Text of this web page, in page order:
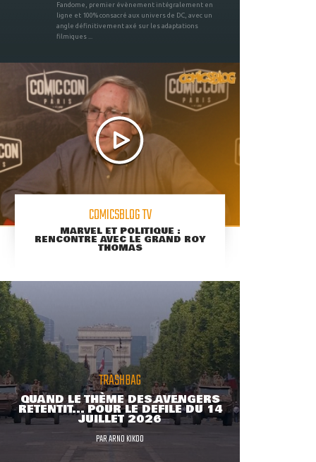
Fandome, premier évènement intégralement en
ligne et 100% consacré aux univers de DC, avec un
angle définitivement axé sur les adaptations
filmiques ...
COMICSBLOG TV
MARVEL ET POLITIQUE :
RENCONTRE AVEC LE GRAND ROY
THOMAS
TRASHBAG
QUAND LE THÈME DES AVENGERS
RETENTIT... POUR LE DÉFILÉ DU 14
JUILLET 2026
PARARNO KIKOO